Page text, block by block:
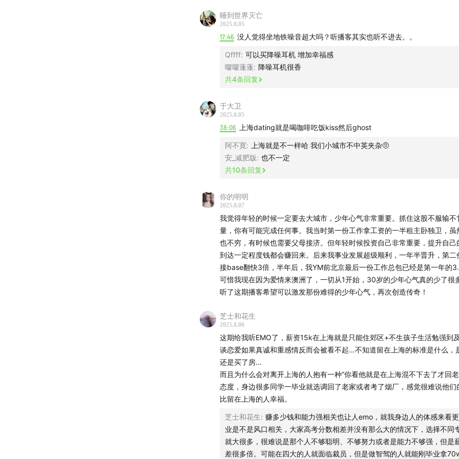
jy116090511，发送收听时长页面即可~
睡到世界灭亡
2025.8.05
17:46 没人觉得坐地铁噪音超大吗？听播客其实也听不进去。。
Qffff: 可以买降噪耳机 增加幸福感
囖囖蓬蓬: 降噪耳机很香
共4条回复
于大卫
2025.8.05
38:06 上海dating就是喝咖啡吃饭kiss然后ghost
阿不寛:
上海就是不一样哈 我们小城市不中英夹杂🤨
安_减肥版: 也不一定
共10条回复
你的明明
2025.8.07
我觉得年轻的时候一定要去大城市，少年心气非常重要。抓住这股不服输不
量，你有可能完成任何事。我当时第一份工作拿工资的一半租主卧独卫，虽
也不穷，有时候也需要父母接济。但年轻时候投资自己非常重要，提升自己
到达一定程度钱都会赚回来。后来我事业发展超级顺利，一年半晋升，第二
接base翻快3倍，半年后，我YM前北京最后一份工作总包已经是第一年的
可惜我现在因为爱情来澳洲了，一切从1开始，30岁的少年心气真的少了很
听了这期播客希望可以激发那份难得的少年心气，再次创造传奇！
芝士和花生
2025.8.06
这期给我听EMO了，薪资15k在上海就是只能住郊区+不生孩子生活勉强到
谈恋爱如果真诚和重感情反而会被看不起…不知道留在上海的标准是什么，
还是买了房…
而且为什么会对离开上海的人抱有一种“你看他就是在上海混不下去了才回
态度，身边很多同学一毕业就选调回了老家或者考了烟厂，感觉很难说他们
比留在上海的人幸福。
芝士和花生: 赚多少钱和能力强相关也让人emo，就我身边人的体感来看
业是不是风口相关，大家高考分数相差并没有那么大的情况下，选择不同
就大很多，很难说是那个人不够聪明、不够努力或者是能力不够强，但是
差很多倍。可能在四大的人就面临裁员，但是做智驾的人就能刚毕业拿